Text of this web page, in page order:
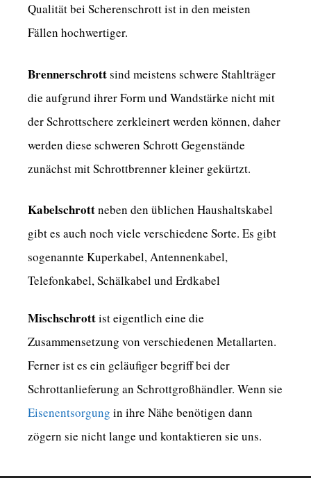
Qualität bei Scherenschrott ist in den meisten
Fällen hochwertiger.
Brennerschrottsind meistens schwere Stahlträger
die aufgrund ihrer Form und Wandstärke nicht mit
der Schrottschere zerkleinert werden können, daher
werden diese schweren Schrott Gegenstände
zunächst mit Schrottbrenner kleiner gekürtzt.
Kabelschrottneben den üblichen Haushaltskabel
gibt es auch noch viele verschiedene Sorte. Es gibt
sogenannte Kuperkabel, Antennenkabel,
Telefonkabel, Schälkabel und Erdkabel
Mischschrottist eigentlich eine die
Zusammensetzung von verschiedenen Metallarten.
Ferner ist es ein geläufiger begriff bei der
Schrottanlieferung an Schrottgroßhändler. Wenn sie
Eisenentsorgung in ihre Nähe benötigen dann
zögern sie nicht lange und kontaktieren sie uns.